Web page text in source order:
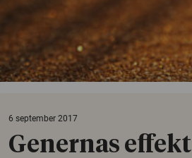
6 september 2017
Genernas effekt